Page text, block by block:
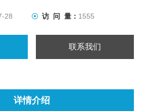
28 访 问 量： 1555
联系我们
详情介绍